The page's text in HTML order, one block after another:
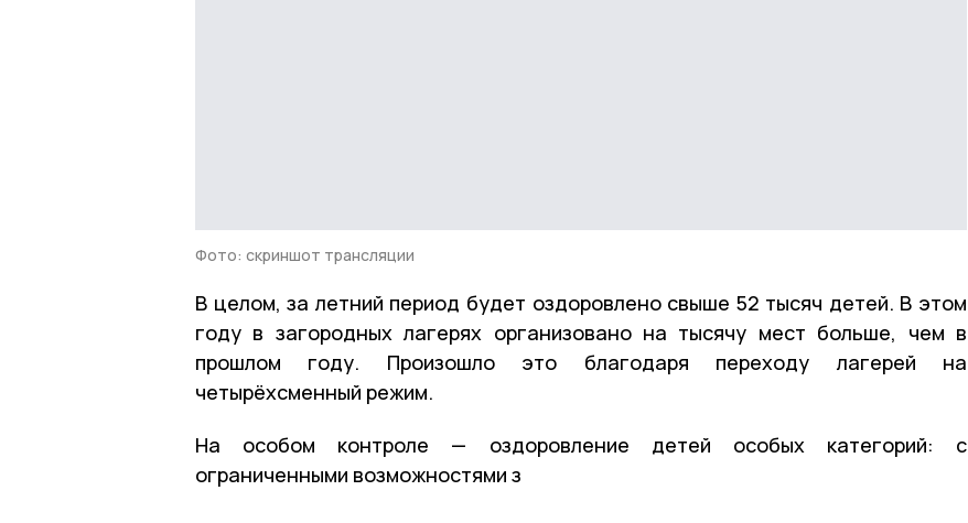
Фото: скриншот трансляции
В целом, за летний период будет оздоровлено свыше 52 тысяч детей. В этом
году в загородных лагерях организовано на тысячу мест больше, чем в
прошлом году. Произошло это благодаря переходу лагерей на
четырёхсменный режим.
На особом контроле — оздоровление детей особых категорий: с
ограниченными возможностями з